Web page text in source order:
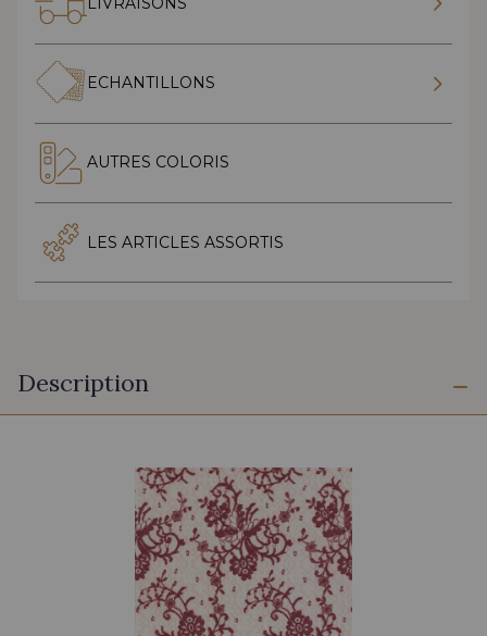
ECHANTILLONS
AUTRES COLORIS
LES ARTICLES ASSORTIS
Description